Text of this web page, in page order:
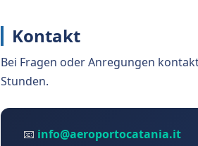
Kontakt
Bei Fragen oder Anregungen
Stunden.
📧 info@aeroportocatania.it